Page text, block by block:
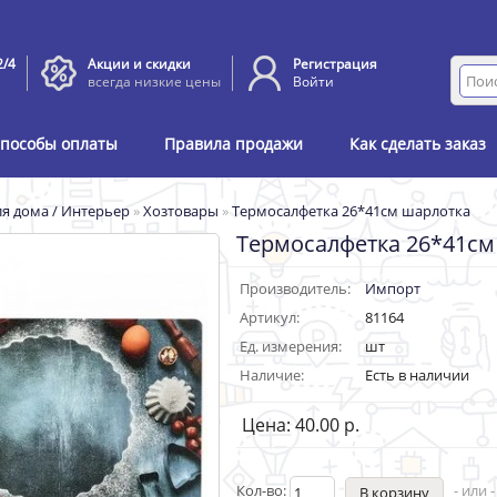
4
Акции и скидки
всегда низкие цены
Регистрация
Войти
оплаты Правила продажи Как сделать заказ
дома / Интерьер »Хозтовары »Термосалфетка 26*41см шарлотка
Термосалфетка
Производитель:
Импорт
Артикул:
81164
Ед. измерения:
шт
Наличие:
Есть в наличии
Цена: 40.00 р.
Кол-во: - или